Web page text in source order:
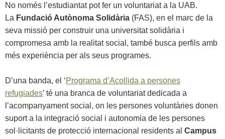
No només l’estudiantat pot fer un voluntariat a la UAB.
La Fundació Autònoma Solidària (FAS), en el marc de la
seva missió per construir una universitat solidària i
compromesa amb la realitat social, també busca perfils amb
més experiència per als seus programes.
D’una banda, el ‘Programa d’Acollida a persones
refugiades’ té una branca de voluntariat dedicada a
l’acompanyament social, on les persones voluntàries donen
suport a la integració social i autonomia de les persones
sol·licitants de protecció internacional residents al Campus